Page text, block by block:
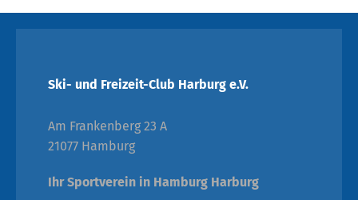
Ski- und Freizeit-Club Harburg e.V.
Am Frankenberg 23 A
21077 Hamburg
Ihr Sportverein in Hamburg Harburg